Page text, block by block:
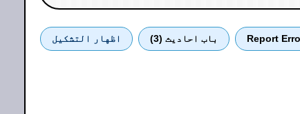
Report باب احادیث (3) اظهار التشكيل